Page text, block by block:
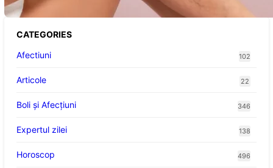
CATEGORIES
Afectiuni
102
Articole 22
Boli și Afecțiuni 346
Expertul zilei 138
Horoscop 496